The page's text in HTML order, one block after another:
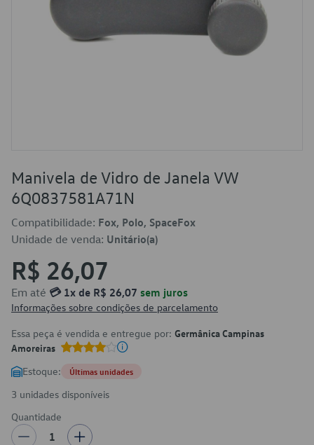
Manivela de Vidro de Janela VW
6Q0837581A71N
Compatibilidade: Fox, Polo, SpaceFox
Unidade de venda: Unitário(a)
R$ 26,07
Em até 💳 1x de R$ 26,07 sem juros
Informações sobre condições de parcelamento
Essa peça é vendida e entregue por: Germânica Campinas
Amoreiras
Estoque: Últimas unidades
3 unidades disponíveis
Quantidade
1